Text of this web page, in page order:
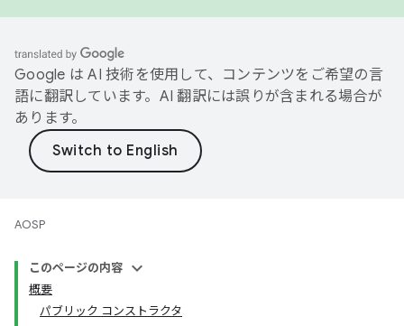
Google は AI 技術を使用して、コンテンツをご希望の言
語に翻訳しています。AI 翻訳には誤りが含まれる場合が
あります。
AOSP
このページの内容
概要
パブリック コンストラクタ